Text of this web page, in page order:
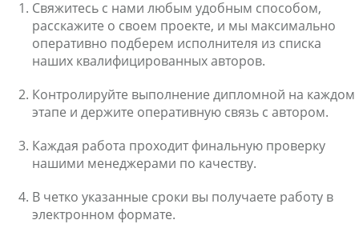
Свяжитесь с нами любым удобным способом,
расскажите о своем проекте, и мы максимально
оперативно подберем исполнителя из списка
наших квалифицированных авторов.
Контролируйте выполнение дипломной на каждом
этапе и держите оперативную связь с автором.
Каждая работа проходит финальную проверку
нашими менеджерами по качеству.
В четко указанные сроки вы получаете работу в
электронном формате.